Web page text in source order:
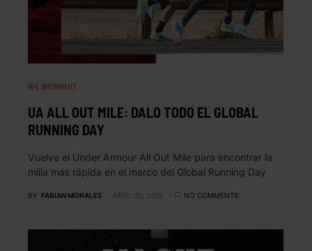
WE WORKOUT
UA ALL OUT MILE: DALO TODO EL GLOBAL
RUNNING DAY
Vuelve el Under Armour All Out Mile para encontrar la
milla más rápida en el marco del Global Running Day
BY FABIÁN MORALES APRIL 21, 2022 NO COMMENTS